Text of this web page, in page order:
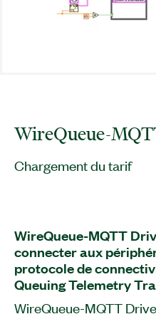
WireQueue-
Chargement du tarif
WireQueue-MQTT
connecter aux
protocole de
Queuing Telemetry
WireQueue-MQTT